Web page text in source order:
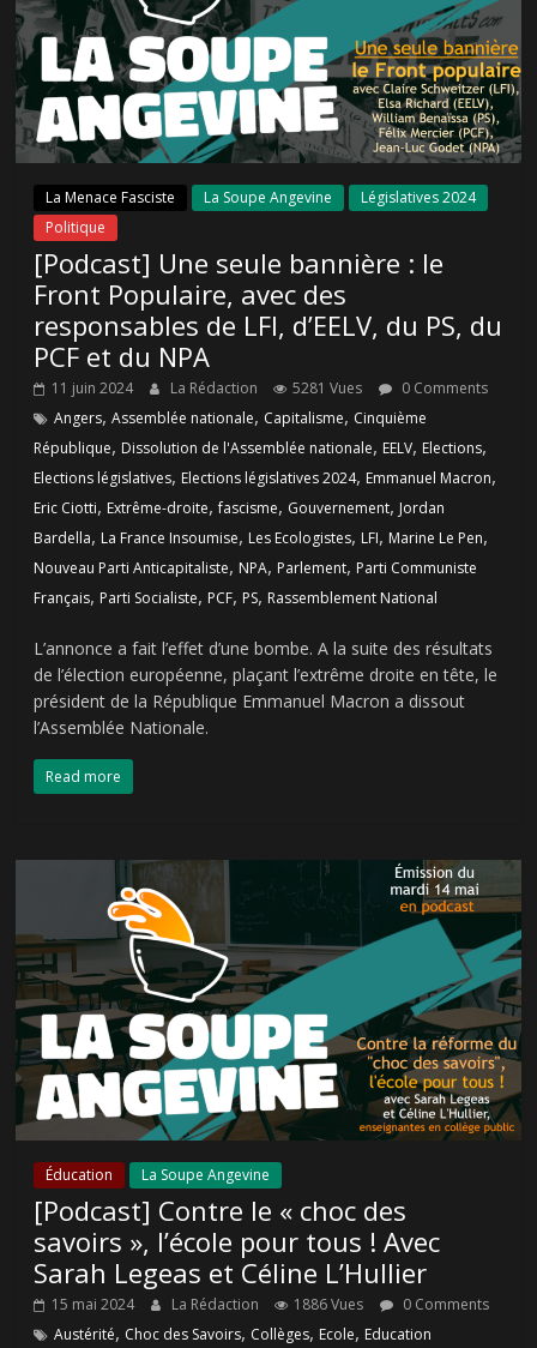
La Menace Fasciste La Soupe Angevine
Législatives 2024
Politique
[Podcast] Une seule bannière : le
Front Populaire, avec des
responsables de LFI, d’EELV, du PS, du
PCF et du NPA
11 juin 2024 La Rédaction 5281 Vues
0 Comments
Angers,Assemblée nationale, Capitalisme, Cinquième
République, Dissolution de l'Assemblée nationale, EELV, Elections,
Elections législatives, Elections législatives 2024, Emmanuel Macron,
Eric Ciotti, Extrême-droite,fascisme, Gouvernement, Jordan
Bardella, La France Insoumise, Les Ecologistes, LFI, Marine Le Pen,
Nouveau Parti Anticapitaliste, NPA, Parlement, Parti Communiste
Français, Parti Socialiste, PCF, PS, Rassemblement National
L’annonce a fait l’effet d’une bombe. A la suite des résultats
de l’élection européenne, plaçant l’extrême droite en tête, le
président de la République Emmanuel Macron a dissout
l’Assemblée Nationale.
Read more
Éducation La Soupe Angevine
[Podcast] Contre le « choc des
savoirs », l’école pour tous ! Avec
Sarah Legeas et Céline L’Hullier
15 mai 2024 La Rédaction 1886 Vues
0 Comments
Austérité, Choc des Savoirs, Collèges, Ecole, Education